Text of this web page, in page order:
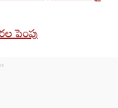
పెంపు